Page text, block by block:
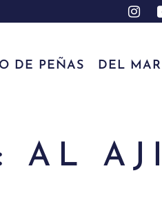
DE PEÑAS DEL
AL